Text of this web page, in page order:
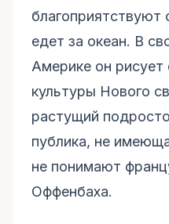
благоприятствуют
едет за океан. В
Америке он рисует
культуры Нового
растущий
публика, не
не понимают
Оффенбаха.